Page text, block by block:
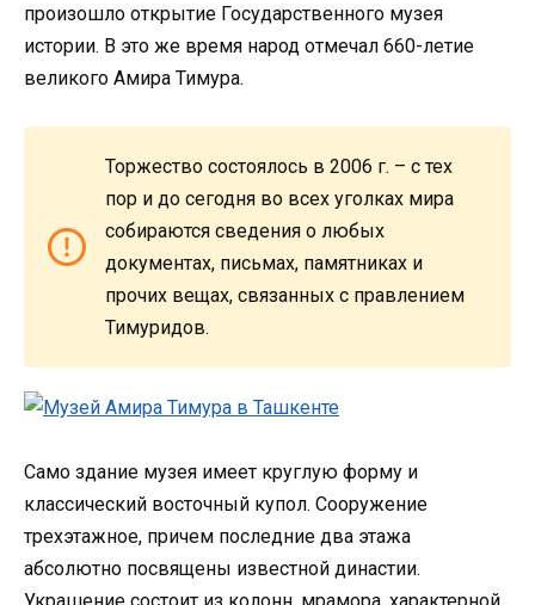
произошло открытие Государственного музея
истории. В это же время народ отмечал 660-летие
великого Амира Тимура.
Торжество состоялось в 2006 г. – с тех
пор и до сегодня во всех уголках мира
собираются сведения о любых
документах, письмах, памятниках и
прочих вещах, связанных с правлением
Тимуридов.
Само здание музея имеет круглую форму и
классический восточный купол. Сооружение
трехэтажное, причем последние два этажа
абсолютно посвящены известной династии.